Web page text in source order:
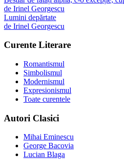
de Irinel Georgescu
Lumini depărtate
de Irinel Georgescu
Curente Literare
Romantismul
Simbolismul
Modernismul
Expresionismul
Toate curentele
Autori Clasici
Mihai Eminescu
George Bacovia
Lucian Blaga